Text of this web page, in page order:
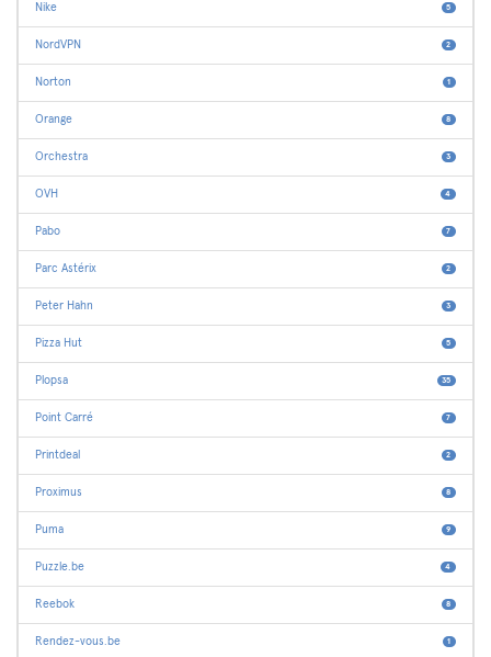
Nike 5
NordVPN 2
Norton 1
Orange 8
Orchestra 3
OVH 4
Pabo 7
Parc Astérix 2
Peter Hahn 3
Pizza Hut 5
Plopsa 35
Point Carré 7
Printdeal 2
Proximus 8
Puma 9
Puzzle.be 4
Reebok 8
Rendez-vous.be 1